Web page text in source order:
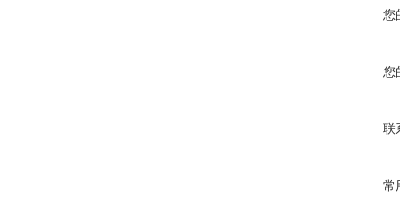
您
您
联
常